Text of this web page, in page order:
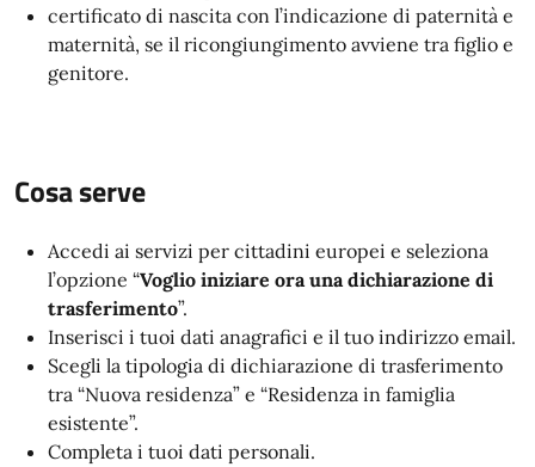
certificato di nascita con l’indicazione di paternità e
maternità, se il ricongiungimento avviene tra figlio e
genitore.
Cosa serve
Accedi ai servizi per cittadini europei e seleziona
l’opzione “Voglio iniziare ora una dichiarazione di
trasferimento”.
Inserisci i tuoi dati anagrafici e il tuo indirizzo email.
Scegli la tipologia di dichiarazione di trasferimento
tra “Nuova residenza” e “Residenza in famiglia
esistente”.
Completa i tuoi dati personali.